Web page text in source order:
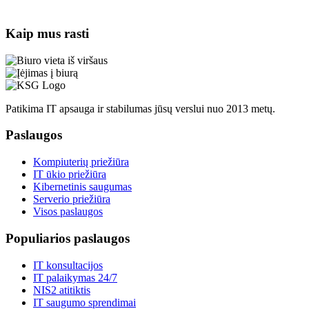
Kaip mus rasti
Patikima IT apsauga ir stabilumas jūsų verslui nuo 2013 metų.
Paslaugos
Kompiuterių priežiūra
IT ūkio priežiūra
Kibernetinis saugumas
Serverio priežiūra
Visos paslaugos
Populiarios paslaugos
IT konsultacijos
IT palaikymas 24/7
NIS2 atitiktis
IT saugumo sprendimai